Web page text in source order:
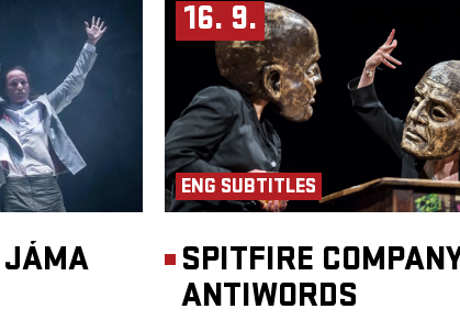
JÁMA
16. 9.
ENG SUBTITLES
SPITFIRE
ANTIWORDS